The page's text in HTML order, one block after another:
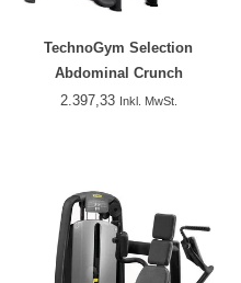
TechnoGym Selection
Abdominal Crunch
2.397,33 Inkl. MwSt.